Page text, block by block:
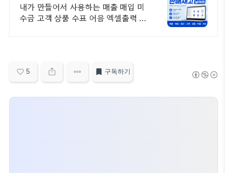
내가 만들어서 사용하는 매출 매입 미
수금 고객 상품 수표 어음 엑셀출력 엑
5 구독하기